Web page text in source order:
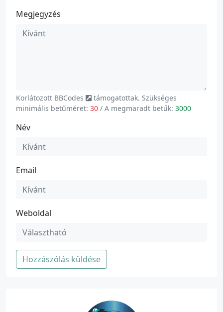
Megjegyzés
Korlátozott BBCodes
támogatottak. Szükséges
minimális betűméret: 30 / A megmaradt betűk: 3000
Név
Email
Weboldal
Hozzászólás küldése